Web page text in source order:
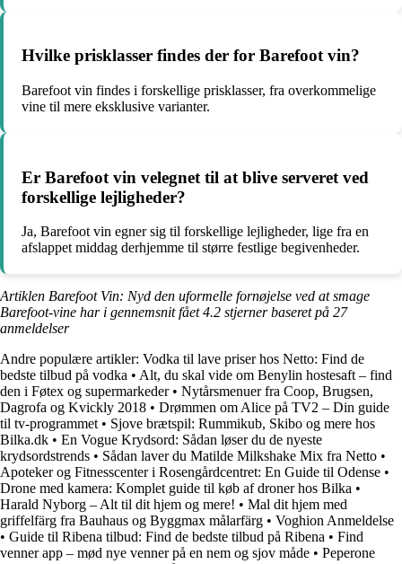
Hvilke prisklasser findes der for Barefoot vin?
Barefoot vin findes i forskellige prisklasser, fra overkommelige
vine til mere eksklusive varianter.
Er Barefoot vin velegnet til at blive serveret ved
forskellige lejligheder?
Ja, Barefoot vin egner sig til forskellige lejligheder, lige fra en
afslappet middag derhjemme til større festlige begivenheder.
Artiklen Barefoot Vin: Nyd den uformelle fornøjelse ved at smage
Barefoot-vine har i gennemsnit fået4.2 stjerner baseret på 27
anmeldelser
Andre populære artikler: Vodka til lave priser hos Netto: Find de
bedste tilbud på vodka • Alt, du skal vide om Benylin hostesaft – find
den i Føtex og supermarkeder• Nytårsmenuer fra Coop, Brugsen,
Dagrofa og Kvickly 2018 • Drømmen om Alice på TV2 – Din guide
til tv-programmet • Sjove brætspil: Rummikub, Skibo og mere hos
Bilka.dk • En Vogue Krydsord: Sådan løser du de nyeste
krydsordstrends • Sådan laver du Matilde Milkshake Mix fra Netto •
Apoteker og Fitnesscenter i Rosengårdcentret: En Guide til Odense •
Drone med kamera: Komplet guide til køb af droner hos Bilka •
Harald Nyborg – Alt til dit hjem og mere! • Mal dit hjem med
griffelfärg fra Bauhaus og Byggmax målarfärg • Voghion Anmeldelse
• Guide til Ribena tilbud: Find de bedste tilbud på Ribena • Find
venner app – mød nye venner på en nem og sjov måde • Peperone